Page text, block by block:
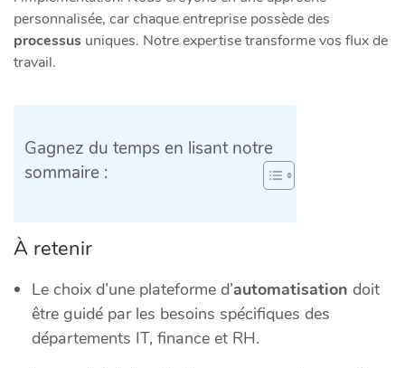
personnalisée, car chaque entreprise possède des
processus uniques. Notre expertise transforme vos flux de
travail.
Gagnez du temps en lisant notre
sommaire :
À retenir
Le choix d’une plateforme d’automatisation doit
être guidé par les besoins spécifiques des
départements IT, finance et RH.